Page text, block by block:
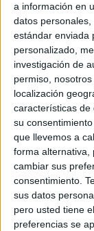
a información en
datos
estándar enviada
personalizado,
investigación de
permiso,
localización
características de
su
que llevemos a
forma alternativa,
cambiar sus
consentimiento.
sus datos
pero usted tiene
preferencias se
Con motivo de
Bibliotecas, el
Juventud y la
dependen de la
Juventud y
certamen:
El concurso,
entre la
con edades
jóvenes
un máximo de
próximo lunes,